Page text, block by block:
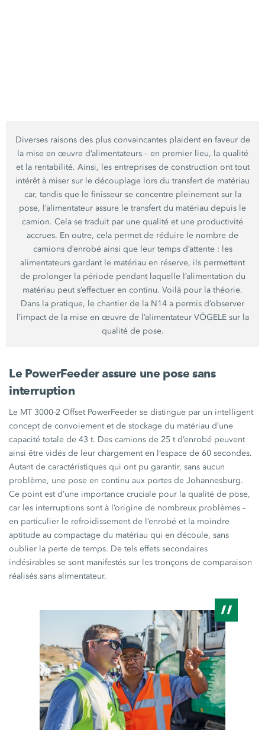
Diverses raisons des plus convaincantes plaident en faveur de
la mise en œuvre d’alimentateurs – en premier lieu, la qualité
et la rentabilité. Ainsi, les entreprises de construction ont tout
intérêt à miser sur le découplage lors du transfert de matériau
car, tandis que le finisseur se concentre pleinement sur la
pose, l’alimentateur assure le transfert du matériau depuis le
camion. Cela se traduit par une qualité et une productivité
accrues. En outre, cela permet de réduire le nombre de
camions d’enrobé ainsi que leur temps d’attente : les
alimentateurs gardant le matériau en réserve, ils permettent
de prolonger la période pendant laquelle l’alimentation du
matériau peut s’effectuer en continu. Voilà pour la théorie.
Dans la pratique, le chantier de la N14 a permis d’observer
l’impact de la mise en œuvre de l’alimentateur VÖGELE sur la
qualité de pose.
Le PowerFeeder assure une pose sans
interruption
Le MT 3000-2 Offset PowerFeeder se distingue par un intelligent
concept de convoiement et de stockage du matériau d’une
capacité totale de 43 t. Des camions de 25 t d’enrobé peuvent
ainsi être vidés de leur chargement en l’espace de 60 secondes.
Autant de caractéristiques qui ont pu garantir, sans aucun
problème, une pose en continu aux portes de Johannesburg.
Ce point est d’une importance cruciale pour la qualité de pose,
car les interruptions sont à l’origine de nombreux problèmes –
en particulier le refroidissement de l’enrobé et la moindre
aptitude au compactage du matériau qui en découle, sans
oublier la perte de temps. De tels effets secondaires
indésirables se sont manifestés sur les tronçons de comparaison
réalisés sans alimentateur.